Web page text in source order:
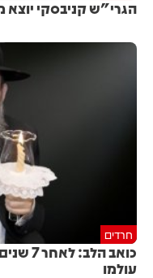
הגרי"ש קניבסקי יוצא
חרדים
כואב
עולמו